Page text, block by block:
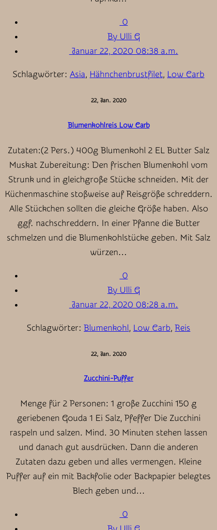
0
By Ulli G
Januar 22, 2020 08:38 a.m.
Schlagwörter: Asia, Hähnchenbrustfilet, Low Carb
22, Jan. 2020
Blumenkohlreis Low Carb
Zutaten:(2 Pers.) 400g Blumenkohl 2 EL Butter Salz
Muskat Zubereitung: Den frischen Blumenkohl vom
Strunk und in gleichgroße Stücke schneiden. Mit der
Küchenmaschine stoßweise auf Reisgröße schreddern.
Alle Stückchen sollten die gleiche Größe haben. Also
ggf. nachschreddern. In einer Pfanne die Butter
schmelzen und die Blumenkohlstücke geben. Mit Salz
würzen…
0
By Ulli G
Januar 22, 2020 08:28 a.m.
Schlagwörter: Blumenkohl, Low Carb, Reis
22, Jan. 2020
Zucchini-Puffer
Menge für 2 Personen: 1 große Zucchini 150 g
geriebenen Gouda 1 Ei Salz, Pfeffer Die Zucchini
raspeln und salzen. Mind. 30 Minuten stehen lassen
und danach gut ausdrücken. Dann die anderen
Zutaten dazu geben und alles vermengen. Kleine
Puffer auf ein mit Backfolie oder Backpapier belegtes
Blech geben und…
0